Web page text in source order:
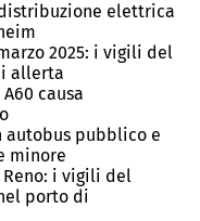
elettrica
2025: i vigili del
allerta
causa
autobus pubblico e
minore
Reno: i vigili del
porto di